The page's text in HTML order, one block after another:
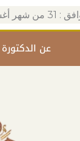
عن الدكتورة